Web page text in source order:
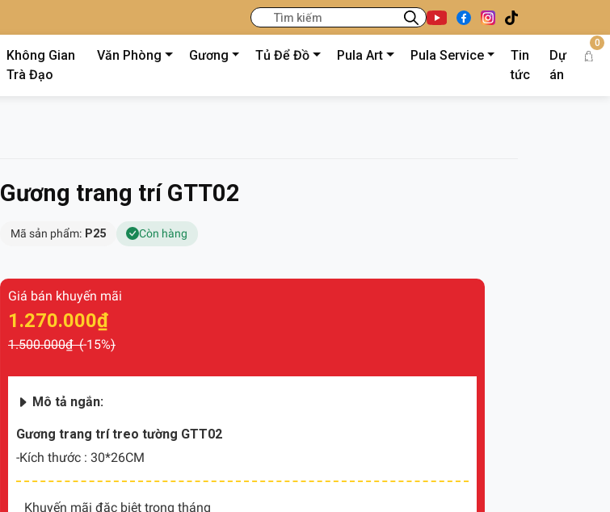
Không Gian
Trà Đạo
Văn Phòng Gương Tủ Để Đồ Pula Art Pula Service
Tin
tức
Dự
án
0
Gương trang trí GTT02
Mã sản phẩm:P25 Còn hàng
Giá bán khuyến mãi
1.270.000₫
1.500.000₫ (-15%)
Mô tả ngắn:
Gương trang trí treo tường GTT02
-Kích thước : 30*26CM
Khuyến mãi đặc biệt trong tháng